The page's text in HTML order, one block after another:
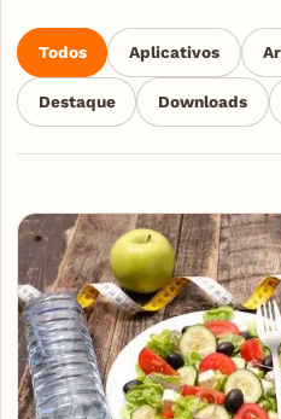
Todos Aplicativos
Destaque Downloads
Articles